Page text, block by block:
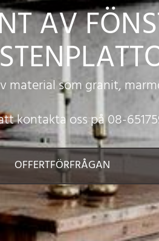
AV
material som granit,
kontakta oss på08-
OFFERTFÖRFRÅGAN